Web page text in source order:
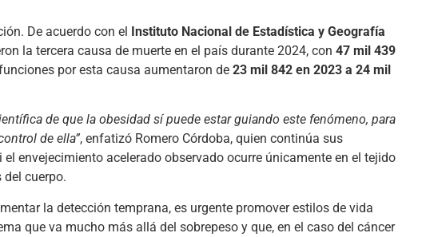
De acuerdo con el Instituto Nacional de Estadística y Geografía
la tercera causa de muerte en el país durante 2024, con 47 mil 439
por esta causa aumentaron de 23 mil 842 en 2023 a 24 mil
de que la obesidad sí puede estar guiando este fenómeno, para
de ella”, enfatizó Romero Córdoba, quien continúa sus
envejecimiento acelerado observado ocurre únicamente en el tejido
cuerpo.
la detección temprana, es urgente promover estilos de vida
que va mucho más allá del sobrepeso y que, en el caso del cáncer